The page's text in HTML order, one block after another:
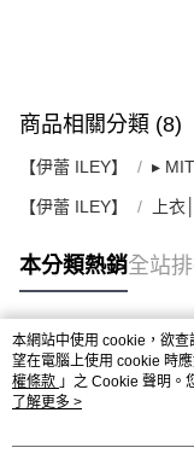
商品相關分類 (8)
【伊蕾 ILEY】 ▸
【伊蕾 ILEY】 上
本分類熱銷全站
熱門標籤
本網站中使用 cookie，欲
望在電腦上使用 cookie 時
權條款 」之 Cookie 聲明。
用條款之 Cookie 聲明使用
了解更多 >